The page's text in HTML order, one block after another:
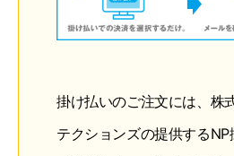
掛け払いのご注文には、株
テクションズの提供する